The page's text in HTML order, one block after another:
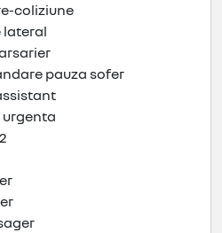
coliziune
lateral
pauza sofer